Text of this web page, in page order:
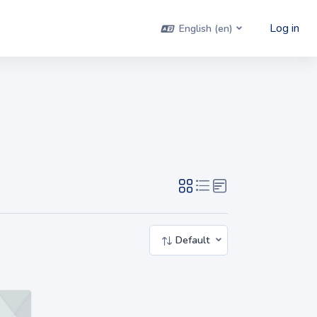
English ‎(en)‎ Log in
Default